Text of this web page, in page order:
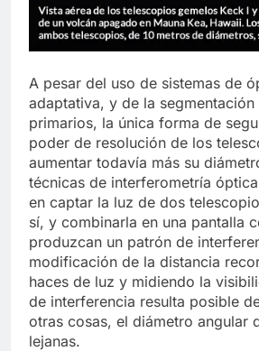
A pesar del uso de sistemas de
adaptativa, y de la
primarios, la única forma de
poder de resolución de los
aumentar todavía más su
técnicas de interferometría
en captar la luz de dos
sí, y combinarla en una pantalla
produzcan un patrón de
modificación de la distancia
haces de luz y midiendo la
de interferencia resulta posible
otras cosas, el diámetro angular
lejanas.